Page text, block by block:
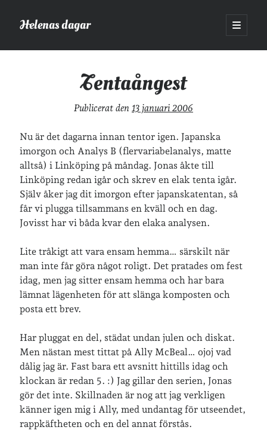
Helenas dagar
öppna
primär
Sidopanel
Hej!
Jag heter Helena och är mamma till Ava och Sander, fru till Jonas
och frontendutvecklare på Tieto. Jag tycker om läsande, skrivande,
Om lösenordsskyddade inlägg
Senaste inläggen
Från Hälleforsnäs till Katrineholm på Sörmlandsleden
Nu är jag 46 år
Två veckor på Öland
Jonas 47 år!
Senaste kommentarer
Tentaångest
Publicerat den 13 januari 2006
Nu är det dagarna innan tentor igen. Japanska
imorgon och Analys B (flervariabelanalys, matte
alltså) i Linköping på måndag. Jonas åkte till
Linköping redan igår och skrev en elak tenta igår.
Själv åker jag dit imorgon efter japanskatentan, så
får vi plugga tillsammans en kväll och en dag.
Jovisst har vi båda kvar den elaka analysen.
Lite tråkigt att vara ensam hemma… särskilt när
man inte får göra något roligt. Det pratades om fest
idag, men jag sitter ensam hemma och har bara
lämnat lägenheten för att slänga komposten och
posta ett brev.
Har pluggat en del, städat undan julen och diskat.
Men nästan mest tittat på Ally McBeal… ojoj vad
dålig jag är. Fast bara ett avsnitt hittills idag och
klockan är redan 5. :) Jag gillar den serien, Jonas
gör det inte. Skillnaden är nog att jag verkligen
känner igen mig i Ally, med undantag för utseendet,
rappkäftheten och en del annat förstås.